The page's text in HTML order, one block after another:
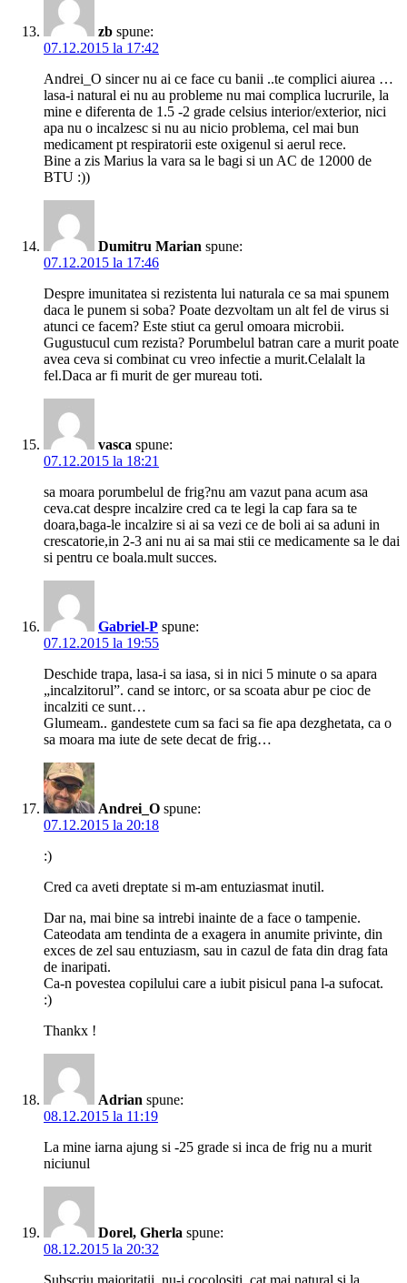
zb spune:
07.12.2015 la 17:42
Andrei_O sincer nu ai ce face cu banii ..te complici aiurea …
lasa-i natural ei nu au probleme nu mai complica lucrurile, la
mine e diferenta de 1.5 -2 grade celsius interior/exterior, nici
apa nu o incalzesc si nu au nicio problema, cel mai bun
medicament pt respiratorii este oxigenul si aerul rece.
Bine a zis Marius la vara sa le bagi si un AC de 12000 de
BTU :))
Dumitru Marian spune:
07.12.2015 la 17:46
Despre imunitatea si rezistenta lui naturala ce sa mai spunem
daca le punem si soba? Poate dezvoltam un alt fel de virus si
atunci ce facem? Este stiut ca gerul omoara microbii.
Gugustucul cum rezista? Porumbelul batran care a murit poate
avea ceva si combinat cu vreo infectie a murit.Celalalt la
fel.Daca ar fi murit de ger mureau toti.
vasca spune:
07.12.2015 la 18:21
sa moara porumbelul de frig?nu am vazut pana acum asa
ceva.cat despre incalzire cred ca te legi la cap fara sa te
doara,baga-le incalzire si ai sa vezi ce de boli ai sa aduni in
crescatorie,in 2-3 ani nu ai sa mai stii ce medicamente sa le dai
si pentru ce boala.mult succes.
Gabriel-P spune:
07.12.2015 la 19:55
Deschide trapa, lasa-i sa iasa, si in nici 5 minute o sa apara
„incalzitorul”. cand se intorc, or sa scoata abur pe cioc de
incalziti ce sunt…
Glumeam.. gandestete cum sa faci sa fie apa dezghetata, ca o
sa moara ma iute de sete decat de frig…
Andrei_O spune:
07.12.2015 la 20:18
:)
Cred ca aveti dreptate si m-am entuziasmat inutil.
Dar na, mai bine sa intrebi inainte de a face o tampenie.
Cateodata am tendinta de a exagera in anumite privinte, din
exces de zel sau entuziasm, sau in cazul de fata din drag fata
de inaripati.
Ca-n povestea copilului care a iubit pisicul pana l-a sufocat.
:)
Thankx !
Adrian spune:
08.12.2015 la 11:19
La mine iarna ajung si -25 grade si inca de frig nu a murit
niciunul
Dorel, Gherla spune:
08.12.2015 la 20:32